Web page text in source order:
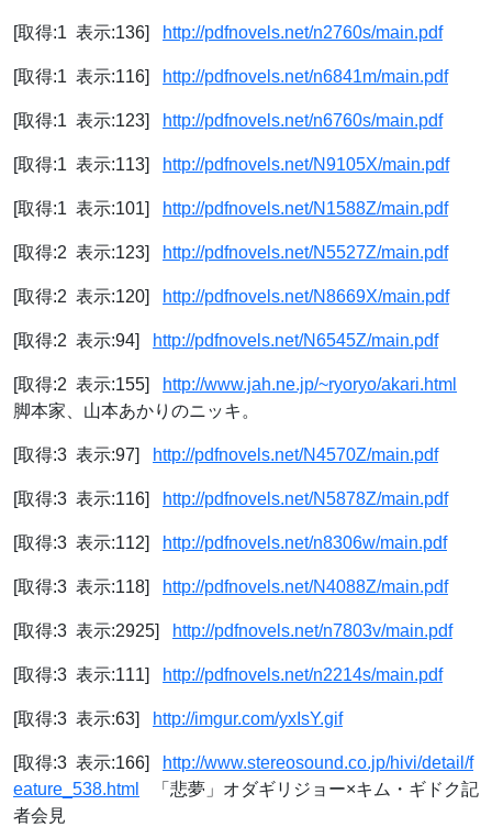
[取得:1 表示:136] http://pdfnovels.net/n2760s/main.pdf
[取得:1 表示:116] http://pdfnovels.net/n6841m/main.pdf
[取得:1 表示:123] http://pdfnovels.net/n6760s/main.pdf
[取得:1 表示:113] http://pdfnovels.net/N9105X/main.pdf
[取得:1 表示:101] http://pdfnovels.net/N1588Z/main.pdf
[取得:2 表示:123] http://pdfnovels.net/N5527Z/main.pdf
[取得:2 表示:120] http://pdfnovels.net/N8669X/main.pdf
[取得:2 表示:94] http://pdfnovels.net/N6545Z/main.pdf
[取得:2 表示:155]
http://www.jah.ne.jp/~ryoryo/akari.html
脚本家、山本あかりのニッキ。
[取得:3 表示:97] http://pdfnovels.net/N4570Z/main.pdf
[取得:3 表示:116] http://pdfnovels.net/N5878Z/main.pdf
[取得:3 表示:112] http://pdfnovels.net/n8306w/main.pdf
[取得:3 表示:118] http://pdfnovels.net/N4088Z/main.pdf
[取得:3 表示:2925] http://pdfnovels.net/n7803v/main.pdf
[取得:3 表示:111] http://pdfnovels.net/n2214s/main.pdf
[取得:3 表示:63] http://imgur.com/yxIsY.gif
[取得:3 表示:166]
http://www.stereosound.co.jp/hivi/detail/f
eature_538.html
「悲夢」オダギリジョー×キム・ギドク記
者会見